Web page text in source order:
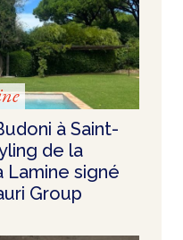
à Saint-
de la
Lamine signé
Group